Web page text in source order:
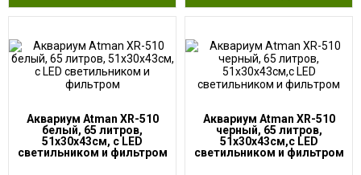
Аквариум Atman XR-510
белый, 65 литров,
51х30х43см, с LED
светильником и фильтром
Аквариум Atman XR-510
черный, 65 литров,
51х30х43см,с LED
светильником и фильтром